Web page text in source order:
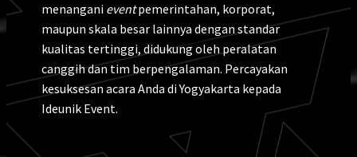
menangani eventpemerintahan, korporat,
maupun skala besar lainnya dengan standar
kualitas tertinggi, didukung oleh peralatan
canggih dan tim berpengalaman. Percayakan
kesuksesan acara Anda di Yogyakarta kepada
Ideunik Event.